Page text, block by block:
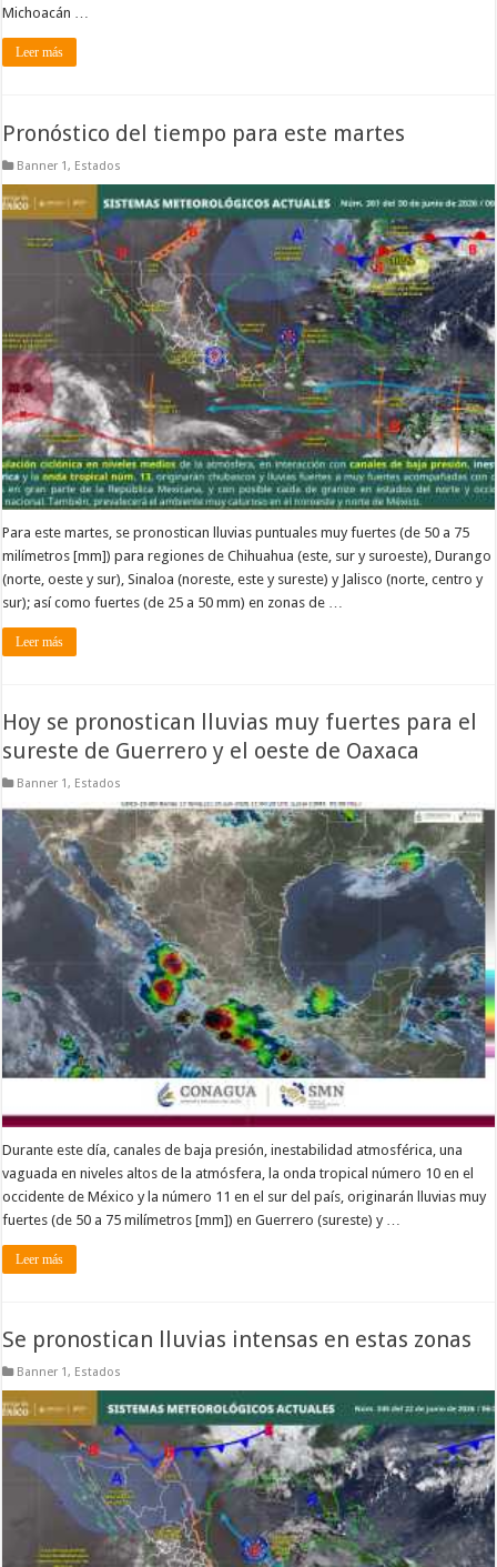
Michoacán …
Leer más
Pronóstico del tiempo para este martes
Banner 1, Estados
Para este martes, se pronostican lluvias puntuales muy fuertes (de 50 a 75
milímetros [mm]) para regiones de Chihuahua (este, sur y suroeste), Durango
(norte, oeste y sur), Sinaloa (noreste, este y sureste) y Jalisco (norte, centro y
sur); así como fuertes (de 25 a 50 mm) en zonas de …
Leer más
Hoy se pronostican lluvias muy fuertes para el
sureste de Guerrero y el oeste de Oaxaca
Banner 1, Estados
Durante este día, canales de baja presión, inestabilidad atmosférica, una
vaguada en niveles altos de la atmósfera, la onda tropical número 10 en el
occidente de México y la número 11 en el sur del país, originarán lluvias muy
fuertes (de 50 a 75 milímetros [mm]) en Guerrero (sureste) y …
Leer más
Se pronostican lluvias intensas en estas zonas
Banner 1, Estados